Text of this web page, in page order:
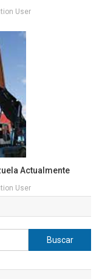
User
Actualmente
User
Buscar: